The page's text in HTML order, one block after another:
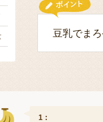
豆乳でま
1：